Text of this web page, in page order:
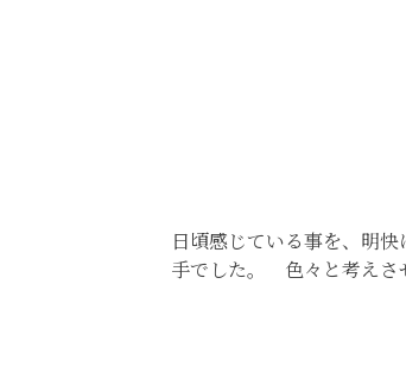
日頃感じている事を、明
手でした。 色々と考えさ